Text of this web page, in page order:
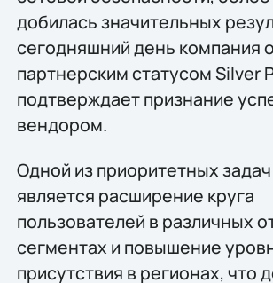
добилась значительных
сегодняшний день компания
партнерским статусом Silver
подтверждает признание
вендором.
Одной из приоритетных
является расширение круга
пользователей в различных
сегментах и повышение
присутствия в регионах, что